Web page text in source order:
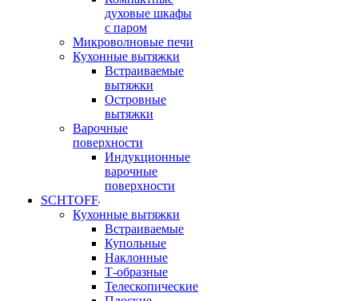
духовые шкафы
с паром
Микроволновые печи
Кухонные вытяжки
Встраиваемые
вытяжки
Островные
вытяжки
Варочные
поверхности
Индукционные
варочные
поверхности
SCHTOFF
Кухонные вытяжки
Встраиваемые
Купольные
Наклонные
Т-образные
Телескопические